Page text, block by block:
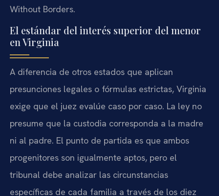
Without Borders.
El estándar del interés superior del menor
en Virginia
A diferencia de otros estados que aplican
presunciones legales o fórmulas estrictas, Virginia
exige que el juez evalúe caso por caso. La ley no
presume que la custodia corresponda a la madre
ni al padre. El punto de partida es que ambos
progenitores son igualmente aptos, pero el
tribunal debe analizar las circunstancias
específicas de cada familia a través de los diez